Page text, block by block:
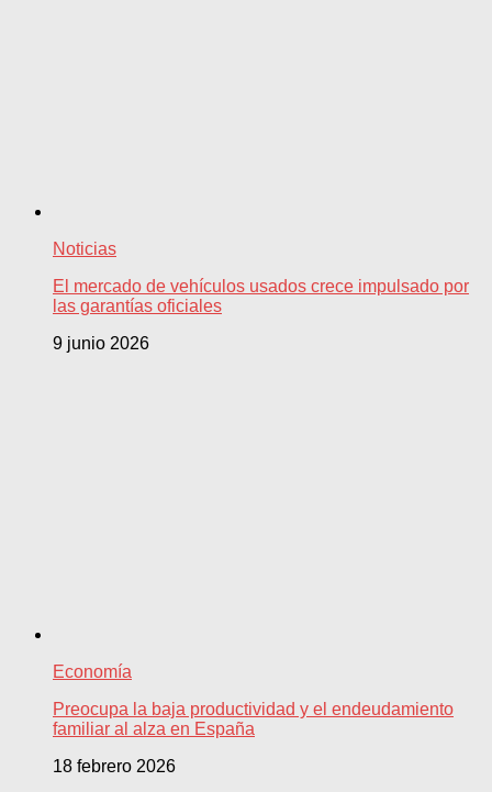
Noticias
El mercado de vehículos usados crece impulsado por
las garantías oficiales
9 junio 2026
Economía
Preocupa la baja productividad y el endeudamiento
familiar al alza en España
18 febrero 2026